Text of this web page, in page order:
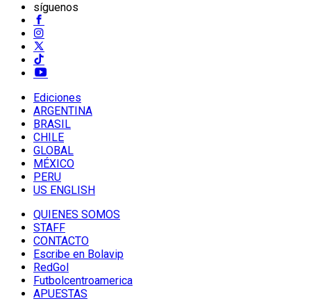
síguenos
Ediciones
ARGENTINA
BRASIL
CHILE
GLOBAL
MÉXICO
PERU
US ENGLISH
QUIENES SOMOS
STAFF
CONTACTO
Escribe en Bolavip
RedGol
Futbolcentroamerica
APUESTAS